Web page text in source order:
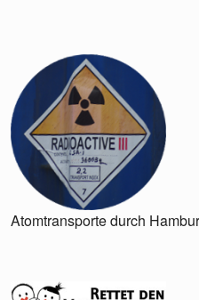
Atomtransporte durch